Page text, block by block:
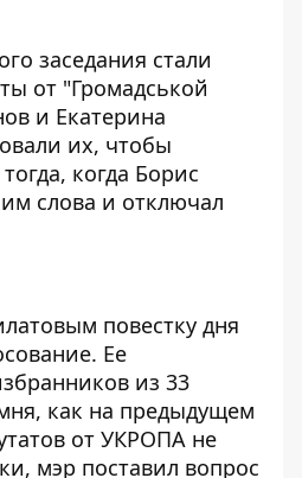
заседания стали
от "Громадськой
и Екатерина
их, чтобы
когда Борис
слова и отключал
повестку дня
Ее
из 33
как на предыдущем
от УКРОПА не
мэр поставил вопрос